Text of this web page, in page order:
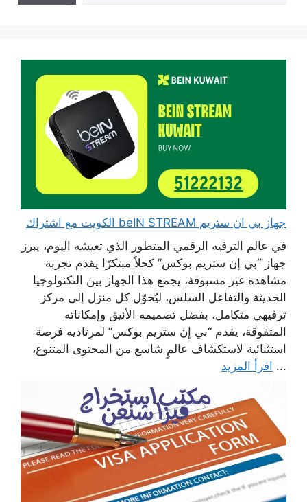
جهاز بي ان ستريم beIN STREAM الكويت مع اشتراك
في عالم الترفيه الرقمي المتطور الذي تعيشه اليوم، يبرز
جهاز “بي إن ستريم بوكس” كحلاً مبتكرًا يقدم تجربة
مشاهدة غير مسبوقة، يجمع هذا الجهاز بين التكنولوجيا
الحديثة والتفاعل السلس، ليُحوّل كل منزل إلى مركز
ترفيهي متكامل، بفضل تصميمه الأنيق وإمكاناته
المتفوقة، يقدم “بي إن ستريم بوكس” لمرتاديه فرصة
استثنائية لاستكشاف عالمٍ شاسع من المحتوى المتنوع،
... اقرأ المزيد